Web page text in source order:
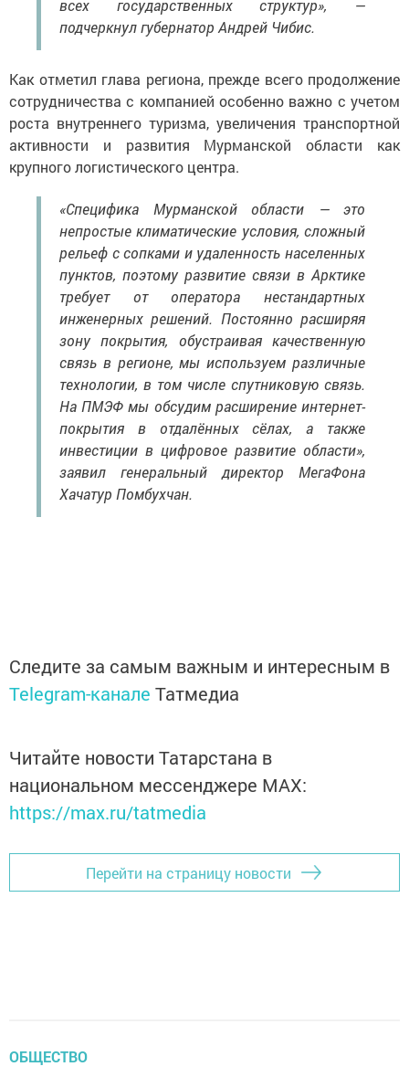
всех государственных структур», —
подчеркнул губернатор Андрей Чибис.
Как отметил глава региона, прежде всего продолжение
сотрудничества с компанией особенно важно с учетом
роста внутреннего туризма, увеличения транспортной
активности и развития Мурманской области как
крупного логистического центра.
«Специфика Мурманской области — это
непростые климатические условия, сложный
рельеф с сопками и удаленность населенных
пунктов, поэтому развитие связи в Арктике
требует от оператора нестандартных
инженерных решений. Постоянно расширяя
зону покрытия, обустраивая качественную
связь в регионе, мы используем различные
технологии, в том числе спутниковую связь.
На ПМЭФ мы обсудим расширение интернет-
покрытия в отдалённых сёлах, а также
инвестиции в цифровое развитие области»,
заявил генеральный директор МегаФона
Хачатур Помбухчан.
Следите за самым важным и интересным в
Telegram-канале Татмедиа
Читайте новости Татарстана в
национальном мессенджере MАХ:
https://max.ru/tatmedia
Перейти на страницу новости
ОБЩЕСТВО